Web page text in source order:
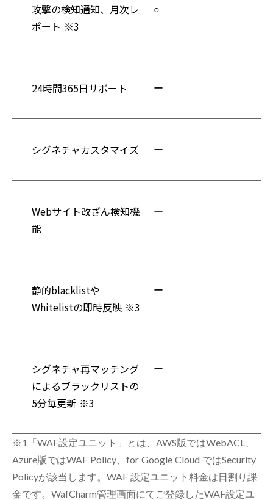
攻撃の検知通知、月次レ
ポート ※3
○
24時間365日サポート ー
シグネチャカスタマイズ ー
Webサイト改ざん検知機
能
ー
静的blacklistや
Whitelistの即時反映 ※3
ー
シグネチャ再マッチング
によるブラックリストの
5分毎更新 ※3
ー
※1「WAF設定ユニット」とは、AWS版ではWebACL、
Azure版ではWAF Policy、for Google Cloud ではSecurity
Policyが該当します。WAF 設定ユニット料金は日割り課
金です。WafCharm管理画面にてご登録したWAF設定ユ